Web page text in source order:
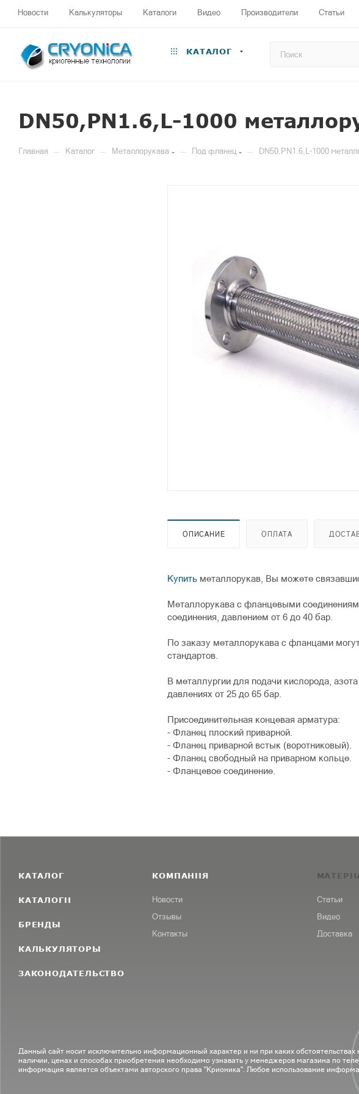
Новости Калькуляторы Каталоги Видео Производители Статьи
КАТАЛОГ
DN50,PN1.6,L-1000
Главная — Каталог — Металлорукава — Под фланец — DN50,PN1.6,L-1000
ОПИСАНИЕ ОПЛАТА
Купить металлорукав, Вы можете
Металлорукава с фланцевыми
соединения, давлением от 6 до 40 бар.
По заказу металлорукава с фланцами
стандартов.
В металлургии для подачи кислорода,
давлениях от 25 до 65 бар.
Присоединительная концевая арматура:
- Фланец плоский приварной.
- Фланец приварной встык (воротниковый).
- Фланец свободный на приварном кольце.
- Фланцевое соединение.
КАТАЛОГ
КАТАЛОГИ
БРЕНДЫ
КАЛЬКУЛЯТОРЫ
ЗАКОНОДАТЕЛЬСТВО
КОМПАНИЯ
Новости
Отзывы
Контакты
Статьи
Видео
Доставка
Данный сайт носит исключительно информационный характер и ни при каких
наличии, ценах и способах приобретения необходимо узнавать у менеджеров магазина по
информация является объектами авторского права "Крионика". Любое использование